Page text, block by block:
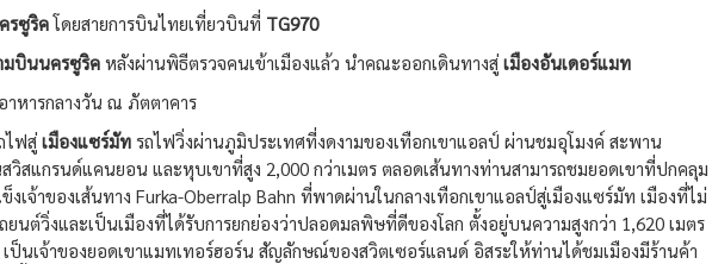
รซูริคโดยสายการบินไทยเที่ยวบินที่ TG970
มบินนครซูริค หลังผ่านพิธีตรวจคนเข้าเมืองแล้ว นำคณะออกเดินทางสู่ เมืองอันเดอร์แมท
าหารกลางวัน ณ ภัตตาคาร
ไฟสู่ เมืองแซร์มัทรถไฟวิ่งผ่านภูมิประเทศที่งดงามของเทือกเขาแอลป์ ผ่านชมอุโมงค์ สะพาน
วิสแกรนด์แคนยอน และหุบเขาที่สูง 2,000 กว่าเมตร ตลอดเส้นทางท่านสามารถชมยอดเขาที่ปกคลุม
งเจ้าของเส้นทาง Furka-Oberralp Bahn ที่พาดผ่านในกลางเทือกเขาแอลป์สู่เมืองแซร์มัท เมืองที่ไม่
นต์วิ่งและเป็นเมืองที่ได้รับการยกย่องว่าปลอดมลพิษที่ดีของโลก ตั้งอยู่บนความสูงกว่า 1,620 เมตร
ป็นเจ้าของยอดเขาแมทเทอร์ฮอร์น สัญลักษณ์ของสวิตเซอร์แลนด์ อิสระให้ท่านได้ชมเมืองมีร้านค้า